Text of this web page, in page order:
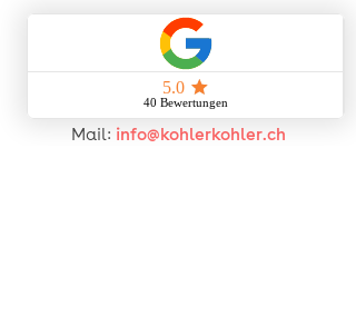
Kohler & Kohler GmbH
Haldenstrasse 3A
2502 Biel / Bienne
032 345 28 28
Mail: info@kohlerkohler.ch